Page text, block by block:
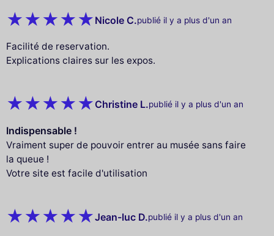
Nicole C.publié il y a plus d'un an
Facilité de reservation.
Explications claires sur les expos.
Christine L.publié il y a plus d'un an
Indispensable !
Vraiment super de pouvoir entrer au musée sans faire
la queue !
Votre site est facile d'utilisation
Jean-luc D.publié il y a plus d'un an